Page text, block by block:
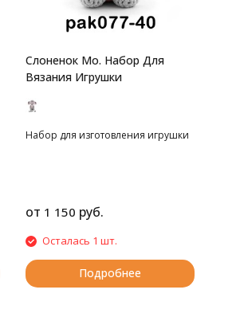
Слоненок Мо. Набор Для
Вязания Игрушки
Набор для изготовления игрушки
от 1 150 руб.
Осталась 1 шт.
Подробнее